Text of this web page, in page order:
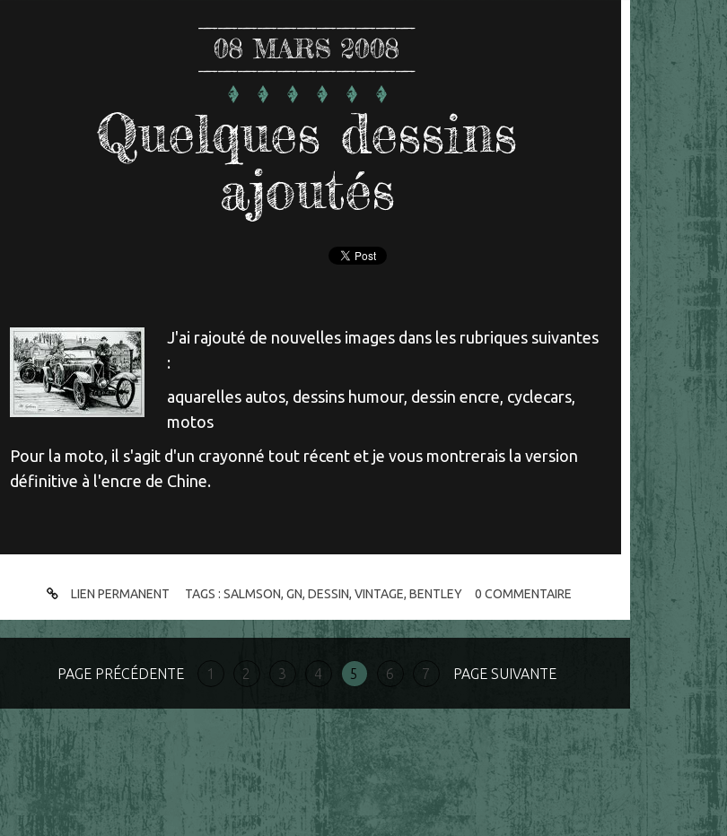
08 MARS 2008
Quelques dessins
ajoutés
J'ai rajouté de nouvelles images dans les rubriques suivantes
:
aquarelles autos, dessins humour, dessin encre, cyclecars,
motos
Pour la moto, il s'agit d'un crayonné tout récent et je vous montrerais la version
définitive à l'encre de Chine.
LIEN PERMANENT TAGS : SALMSON, GN, DESSIN, VINTAGE, BENTLEY 0 COMMENTAIRE
PAGE PRÉCÉDENTE 1 2 3 4 5 6 7 PAGE SUIVANTE